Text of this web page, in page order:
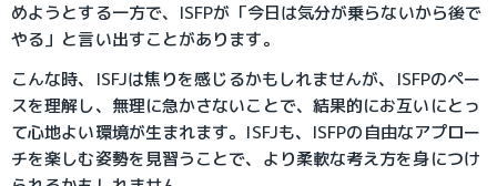
めようとする一方で、ISFPが「今日は気分が乗らないから後で
やる」と言い出すことがあります。
こんな時、ISFJは焦りを感じるかもしれませんが、ISFPのペー
スを理解し、無理に急かさないことで、結果的にお互いにとっ
て心地よい環境が生まれます。ISFJも、ISFPの自由なアプロー
チを楽しむ姿勢を見習うことで、より柔軟な考え方を身につけ